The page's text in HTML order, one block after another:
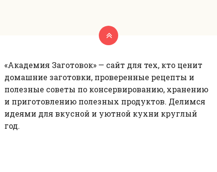
«Академия Заготовок» — сайт для тех, кто ценит
домашние заготовки, проверенные рецепты и
полезные советы по консервированию, хранению
и приготовлению полезных продуктов. Делимся
идеями для вкусной и уютной кухни круглый
год.